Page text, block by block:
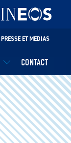
CONTACT
PRESSE ET MEDIAS